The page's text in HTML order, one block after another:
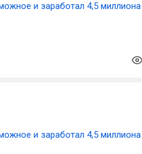
и заработал 4,5 миллиона
и заработал 4,5 миллиона